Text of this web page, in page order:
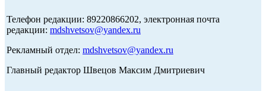
Телефон редакции: 89220866202, электронная почта
редакции: mdshvetsov@yandex.ru
Рекламный отдел: mdshvetsov@yandex.ru
Главный редактор Швецов Максим Дмитриевич